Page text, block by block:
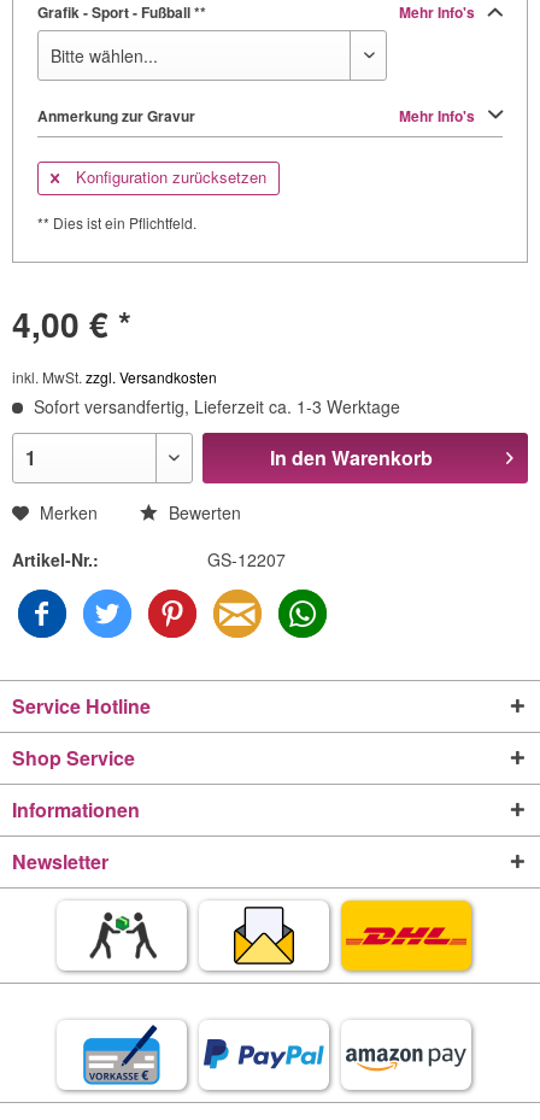
Grafik - Sport - Fußball ** Mehr Info's
Anmerkung zur Gravur Mehr Info's
Konfiguration zurücksetzen
** Dies ist ein Pflichtfeld.
4,00 € *
inkl. MwSt. zzgl. Versandkosten
Sofort versandfertig, Lieferzeit ca. 1-3 Werktage
In den Warenkorb
Merken
Bewerten
Artikel-Nr.:
GS-12207
Service Hotline
Shop Service
Informationen
Newsletter